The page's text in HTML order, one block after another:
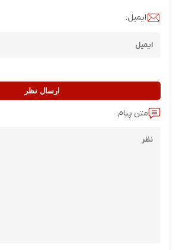
ایمیل:
ارسال نظر
متن پیام: